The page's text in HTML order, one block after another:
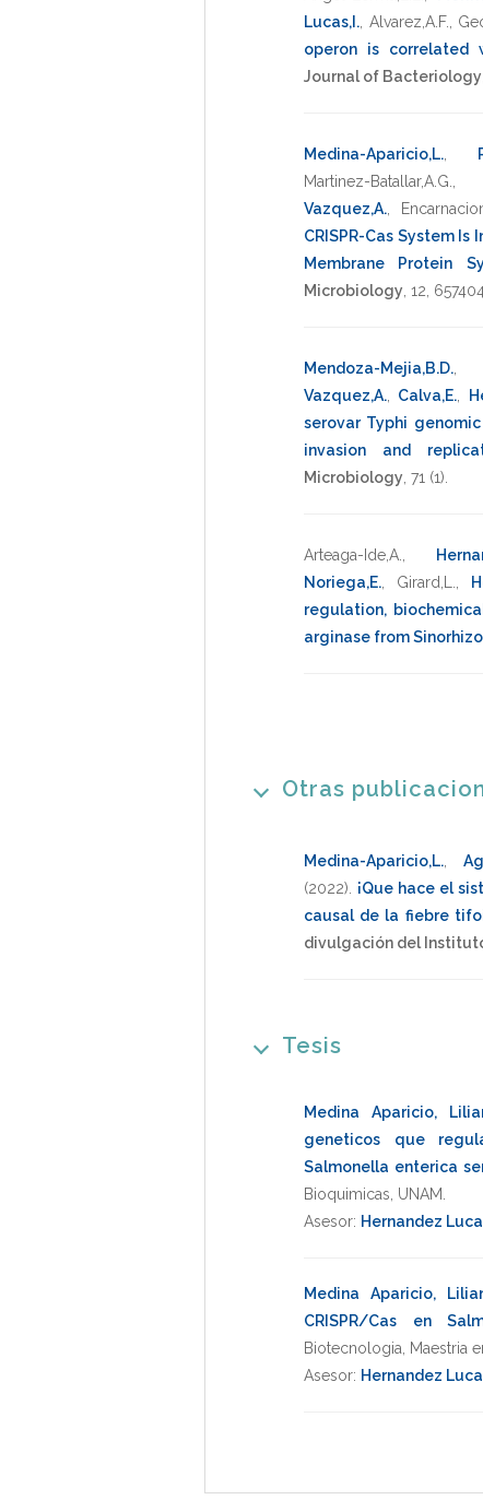
Lucas,I. Alvarez,A.F.
operon is correlated
Journal of Bacteriology
Medina-Aparicio,L.
Martinez-Batallar,A.G.
Vazquez,A.
CRISPR-Cas System
Membrane Protein
Microbiology 12
Mendoza-Mejia,B.D.
Vazquez,A.
Calva,E.
serovar Typhi
invasion and
Microbiology 71 (1).
Arteaga-Ide,A.
Noriega,E.
Girard,L.
regulation,
arginase from
Otras
Medina-Aparicio,L.
(2022)
¡Que hace el
causal de la fiebre
divulgación del
Tesis
Medina Aparicio,
geneticos que
Salmonella enterica
Bioquimicas UNAM
Asesor: Hernandez
Medina Aparicio,
CRISPR/Cas en
Biotecnologia
Maestria
Asesor: Hernandez